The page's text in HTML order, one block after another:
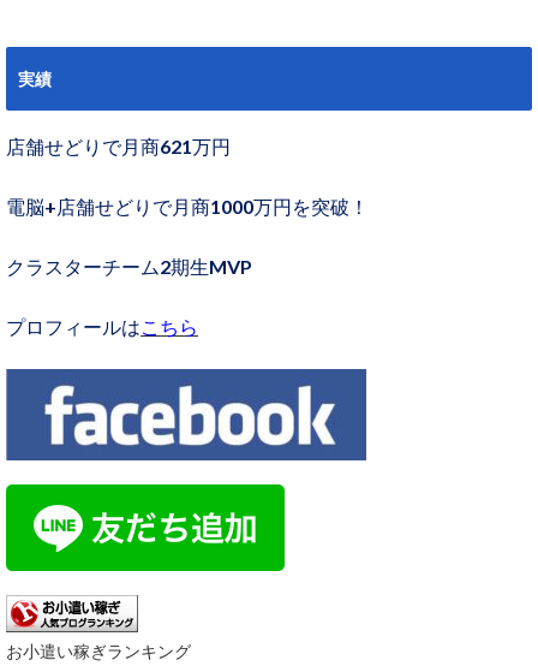
実績
店舗せどりで月商621万円
電脳+店舗せどりで月商1000万円を突破！
クラスターチーム2期生MVP
プロフィールは こちら
お小遣い稼ぎランキング